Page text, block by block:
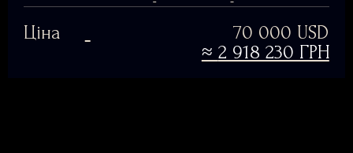
Ціна
70 000 USD
≈ 2 918 230 ГРН